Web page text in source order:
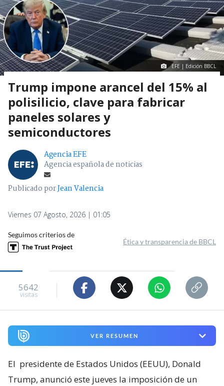
EFE | Edición BBCL
Trump impone arancel del 15% al
polisilicio, clave para fabricar
paneles solares y
semiconductores
Agencia EFE
Agencia española de noticias
Publicado porJean Valencia
Viernes 07 Agosto, 2026 | 01:05
Seguimos criterios de
Ética y transparencia de BBCL
5642
visitas
VER RESUMEN
El presidente de Estados Unidos (EEUU), Donald
Trump, anunció este jueves la imposición de un